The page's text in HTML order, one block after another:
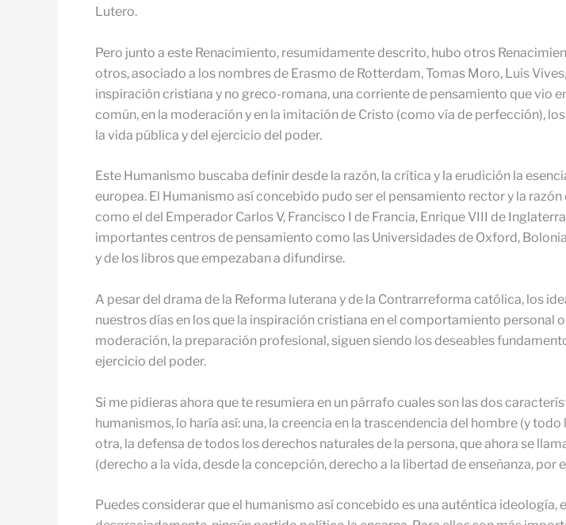
Lutero.
Pero junto a este Renacimiento, resumidamente descrito, hubo otros
otros, asociado a los nombres de Erasmo de Rotterdam, Tomas Moro, Luis
inspiración cristiana y no greco-romana, una corriente de pensamiento que vio
común, en la moderación y en la imitación de Cristo (como vía de perfección),
la vida pública y del ejercicio del poder.
Este Humanismo buscaba definir desde la razón, la crítica y la erudición la
europea. El Humanismo así concebido pudo ser el pensamiento rector y la
como el del Emperador Carlos V, Francisco I de Francia, Enrique VIII de
importantes centros de pensamiento como las Universidades de Oxford,
y de los libros que empezaban a difundirse.
A pesar del drama de la Reforma luterana y de la Contrarreforma católica, los
nuestros días en los que la inspiración cristiana en el comportamiento personal
moderación, la preparación profesional, siguen siendo los deseables
ejercicio del poder.
Si me pidieras ahora que te resumiera en un párrafo cuales son las dos
humanismos, lo haría así: una, la creencia en la trascendencia del hombre (y
otra, la defensa de todos los derechos naturales de la persona, que ahora se
(derecho a la vida, desde la concepción, derecho a la libertad de enseñanza, por
Puedes considerar que el humanismo así concebido es una auténtica